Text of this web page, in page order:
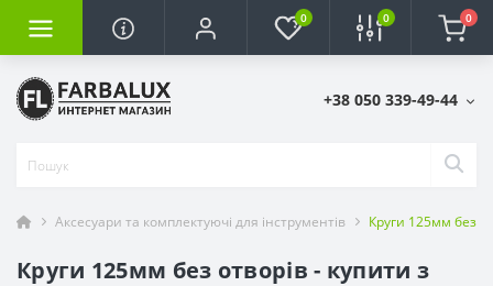
0 0 0
+38 050 339-49-44
Аксесуари та комплектуючі для інструментів Круги 125мм без
Круги 125мм без отворів - купити з